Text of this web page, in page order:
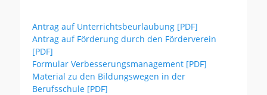
Antrag auf Unterrichtsbeurlaubung [PDF]
Antrag auf Förderung durch den Förderverein
[PDF]
Formular Verbesserungsmanagement [PDF]
Material zu den Bildungswegen in der
Berufsschule [PDF]